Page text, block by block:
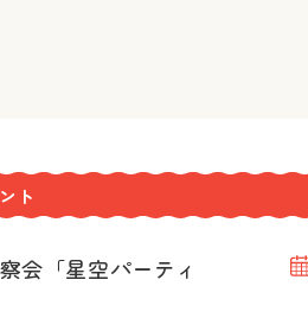
ト
会「星空パーティ